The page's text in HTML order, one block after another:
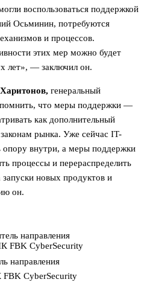
воспользоваться поддержкой
Осьминин, потребуются
и процессов.
этих мер можно будет
лет», — заключил он.
генеральный
что меры поддержки —
как дополнительный
рынка. Уже сейчас IT-
опору внутри, а меры поддержки
процессы и перераспределить
новых продуктов и
он.
направления
CyberSecurity